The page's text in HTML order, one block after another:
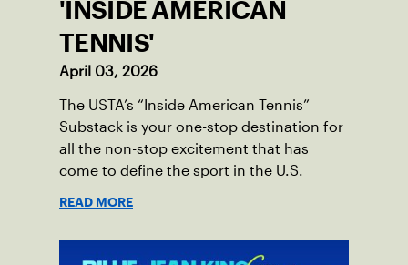
'INSIDE AMERICAN
TENNIS'
April 03, 2026
The USTA’s “Inside American Tennis”
Substack is your one-stop destination for
all the non-stop excitement that has
come to define the sport in the U.S.
READ MORE